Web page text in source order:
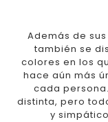
Además de
también se
colores en los
hace aún más
cada
distinta, pero
y